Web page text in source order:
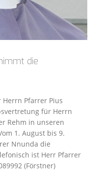
die
Pfarrer Pius
für Herrn
Rehm in unseren
1. August bis 9.
Nnunda die
ist Herr Pfarrer
(Förstner)